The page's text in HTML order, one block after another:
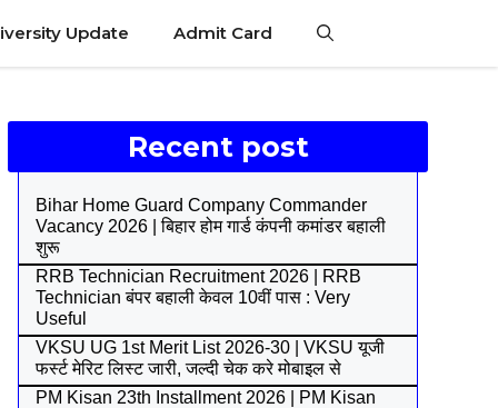
Update Admit Card
Recent post
Bihar Home Guard Company Commander
Vacancy 2026 | बिहार होम गार्ड कंपनी कमांडर बहाली
शुरू
RRB Technician Recruitment 2026 | RRB
Technician बंपर बहाली केवल 10वीं पास : Very
Useful
VKSU UG 1st Merit List 2026-30 | VKSU यूजी
फर्स्ट मेरिट लिस्ट जारी, जल्दी चेक करे मोबाइल से
PM Kisan 23th Installment 2026 | PM Kisan